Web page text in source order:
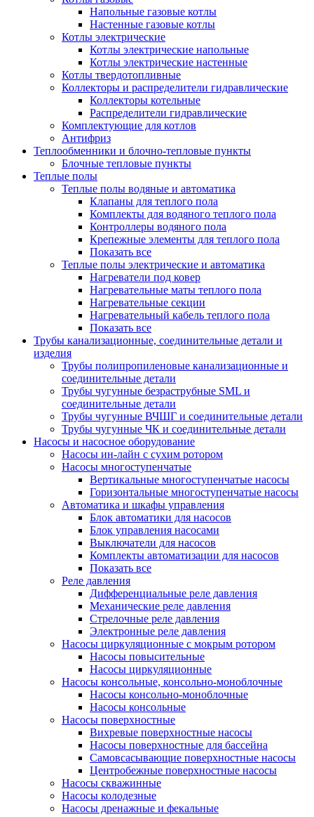
Напольные газовые котлы
Настенные газовые котлы
Котлы электрические
Котлы электрические напольные
Котлы электрические настенные
Котлы твердотопливные
Коллекторы и распределители гидравлические
Коллекторы котельные
Распределители гидравлические
Комплектующие для котлов
Антифриз
Теплообменники и блочно-тепловые пункты
Блочные тепловые пункты
Теплые полы
Теплые полы водяные и автоматика
Клапаны для теплого пола
Комплекты для водяного теплого пола
Контроллеры водяного пола
Крепежные элементы для теплого пола
Показать все
Теплые полы электрические и автоматика
Нагреватели под ковер
Нагревательные маты теплого пола
Нагревательные секции
Нагревательный кабель теплого пола
Показать все
Трубы канализационные, соединительные детали и
изделия
Трубы полипропиленовые канализационные и
соединительные детали
Трубы чугунные безраструбные SML и
соединительные детали
Трубы чугунные ВЧШГ и соединительные детали
Трубы чугунные ЧК и соединительные детали
Насосы и насосное оборудование
Насосы ин-лайн с сухим ротором
Насосы многоступенчатые
Вертикальные многоступенчатые насосы
Горизонтальные многоступенчатые насосы
Автоматика и шкафы управления
Блок автоматики для насосов
Блок управления насосами
Выключатели для насосов
Комплекты автоматизации для насосов
Показать все
Реле давления
Дифференциальные реле давления
Механические реле давления
Стрелочные реле давления
Электронные реле давления
Насосы циркуляционные с мокрым ротором
Насосы повысительные
Насосы циркуляционные
Насосы консольные, консольно-моноблочные
Насосы консольно-моноблочные
Насосы консольные
Насосы поверхностные
Вихревые поверхностные насосы
Насосы поверхностные для бассейна
Самовсасывающие поверхностные насосы
Центробежные поверхностные насосы
Насосы скважинные
Насосы колодезные
Насосы дренажные и фекальные